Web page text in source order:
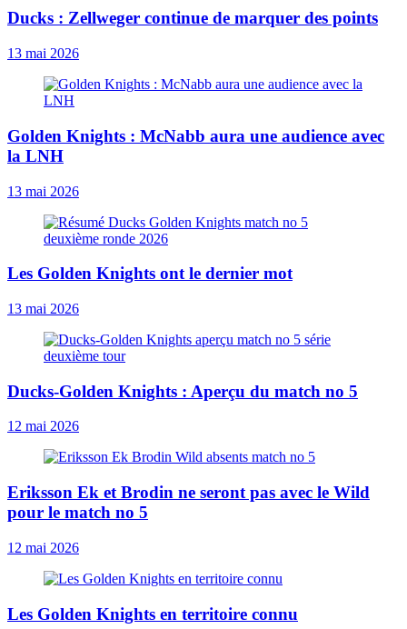
Ducks : Zellweger continue de marquer des points
13 mai 2026
Golden Knights : McNabb aura une audience avec
la LNH
13 mai 2026
Les Golden Knights ont le dernier mot
13 mai 2026
Ducks-Golden Knights : Aperçu du match no 5
12 mai 2026
Eriksson Ek et Brodin ne seront pas avec le Wild
pour le match no 5
12 mai 2026
Les Golden Knights en territoire connu